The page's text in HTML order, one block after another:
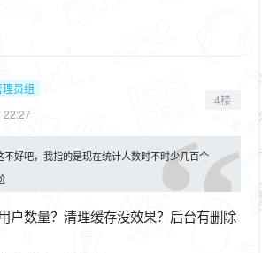
理员组
22:27
4楼
不好吧，我指的是现在统计人数时不时少几百个
户数量？清理缓存没效果？后台有删除